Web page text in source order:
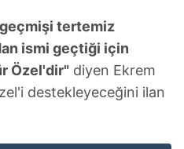
tertemiz
ismi geçtiği için
Özel'dir" diyen Ekrem
destekleyeceğini ilan